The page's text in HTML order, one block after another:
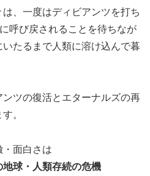
、一度はディビアンツを打ち
呼び戻されることを待ちなが
たるまで人類に溶け込んで暮
ツの復活とエターナルズの再
。
面白さは
地球・人類存続の危機